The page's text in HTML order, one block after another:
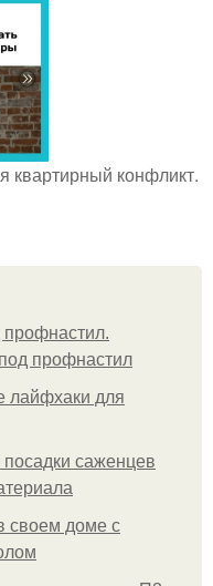
квартирный конфликт.
профнастил.
профнастил
лайфхаки для
саженцев
своем доме с